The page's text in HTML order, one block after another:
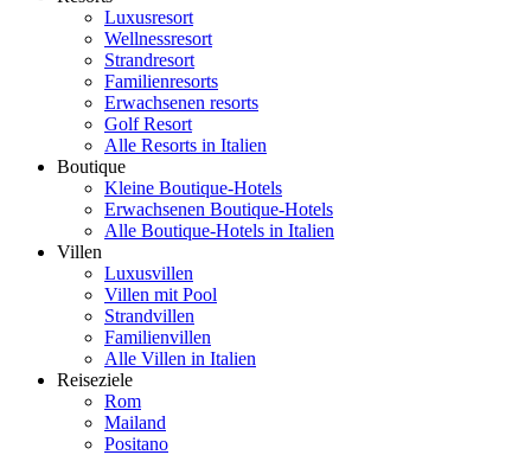
Luxusresort
Wellnessresort
Strandresort
Familienresorts
Erwachsenen resorts
Golf Resort
Alle Resorts in Italien
Boutique
Kleine Boutique-Hotels
Erwachsenen Boutique-Hotels
Alle Boutique-Hotels in Italien
Villen
Luxusvillen
Villen mit Pool
Strandvillen
Familienvillen
Alle Villen in Italien
Reiseziele
Rom
Mailand
Positano